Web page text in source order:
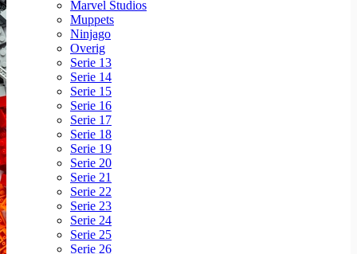
Marvel Studios
Muppets
Ninjago
Overig
Serie 13
Serie 14
Serie 15
Serie 16
Serie 17
Serie 18
Serie 19
Serie 20
Serie 21
Serie 22
Serie 23
Serie 24
Serie 25
Serie 26